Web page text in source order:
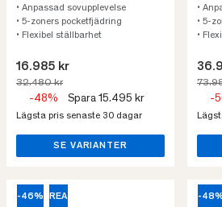
• Anpassad sovupplevelse
• 5-zoners pocketfjädring
• Flexibel ställbarhet
16.985 kr
32.480 kr
-48% Spara 15.495 kr
Lägsta pris senaste 30 dagar
SE VARIANTER
•
• 5-
•
-
-46% REA -